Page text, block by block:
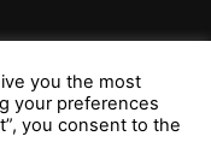
you the most
your preferences
you consent to the